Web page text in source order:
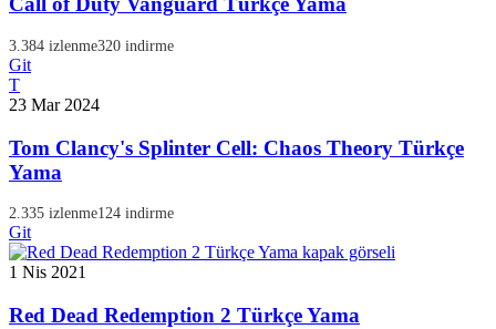
3.384 izlenme320 indirme
Git
T
23 Mar 2024
Tom Clancy's Splinter Cell: Chaos Theory Türkçe
Yama
2.335 izlenme124 indirme
Git
1 Nis 2021
Red Dead Redemption 2 Türkçe Yama